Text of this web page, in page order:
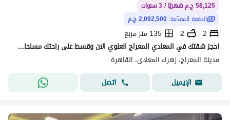
58,125 ج.م شهريًا / 3 سنوات
الدفعة المقدّمة: 2,092,500 ج.م
2
2
135 متر مربع
احجز شقتك في المعادي المعراج العلوي الان وقسط على راحتك مساحات تبدء من 125م حتى 185م
مدينة المعراج، زهراء المعادى، القاهرة
الإيميل
اتصل